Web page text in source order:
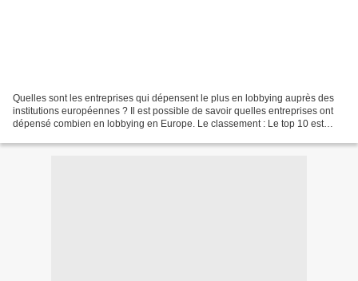
Quelles sont les entreprises qui dépensent le plus en lobbying auprès des
institutions européennes ? Il est possible de savoir quelles entreprises ont
dépensé combien en lobbying en Europe. Le classement : Le top 10 est